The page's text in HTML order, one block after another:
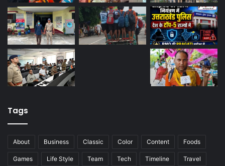
Tags
About Business Classic Color Content Foods
Games Life Style Team Tech Timeline Travel